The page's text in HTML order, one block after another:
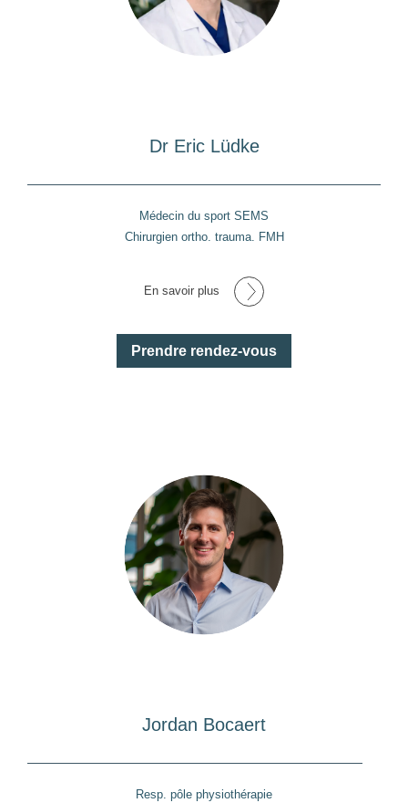
Dr Eric Lüdke
Médecin du sport SEMS
Chirurgien ortho. trauma. FMH
En savoir plus
Prendre rendez-vous
Jordan Bocaert
Resp. pôle physiothérapie